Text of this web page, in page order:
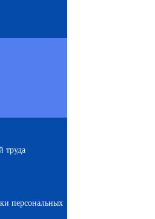
труда
персональных